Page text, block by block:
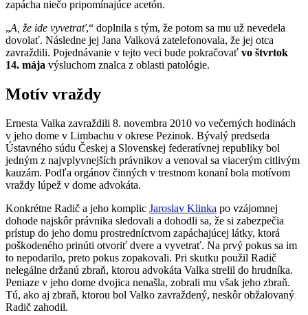
zapácha niečo pripomínajúce acetón.
„A, že ide vyvetrať,“ doplnila s tým, že potom sa mu už nevedela
dovolať. Následne jej Jana Valková zatelefonovala, že jej otca
zavraždili. Pojednávanie v tejto veci bude pokračovať vo štvrtok
14. mája výsluchom znalca z oblasti patológie.
Motív vraždy
Ernesta Valka zavraždili 8. novembra 2010 vo večerných hodinách
v jeho dome v Limbachu v okrese Pezinok. Bývalý predseda
Ústavného súdu Českej a Slovenskej federatívnej republiky bol
jedným z najvplyvnejších právnikov a venoval sa viacerým citlivým
kauzám. Podľa orgánov činných v trestnom konaní bola motívom
vraždy lúpež v dome advokáta.
Konkrétne Radič a jeho komplic Jaroslav Klinka po vzájomnej
dohode najskôr právnika sledovali a dohodli sa, že si zabezpečia
prístup do jeho domu prostredníctvom zapáchajúcej látky, ktorá
poškodeného prinúti otvoriť dvere a vyvetrať. Na prvý pokus sa im
to nepodarilo, preto pokus zopakovali. Pri skutku použil Radič
nelegálne držanú zbraň, ktorou advokáta Valka strelil do hrudníka.
Peniaze v jeho dome dvojica nenašla, zobrali mu však jeho zbraň.
Tú, ako aj zbraň, ktorou bol Valko zavraždený, neskôr obžalovaný
Radič zahodil.